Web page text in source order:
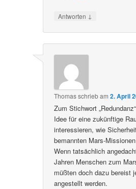
Antworten ↓
Thomasschriebam2. April
Zum Stichwort
Idee für eine zukünftige
interessieren, wie
bemannten Mars-
Wenn tatsächlich
Jahren Menschen zum
müßten doch dazu bereist
angestellt werden.